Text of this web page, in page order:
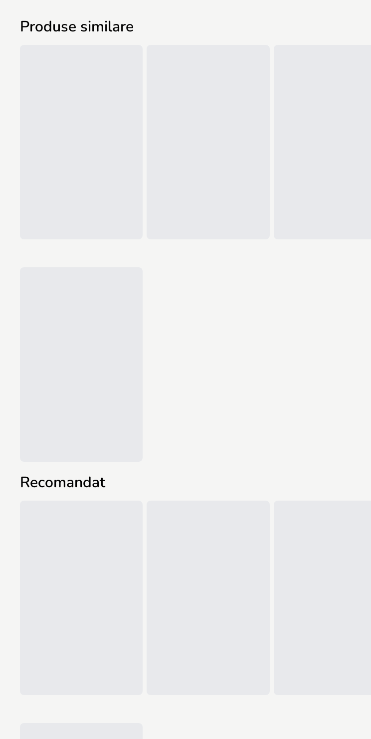
Produse similare
Recomandat